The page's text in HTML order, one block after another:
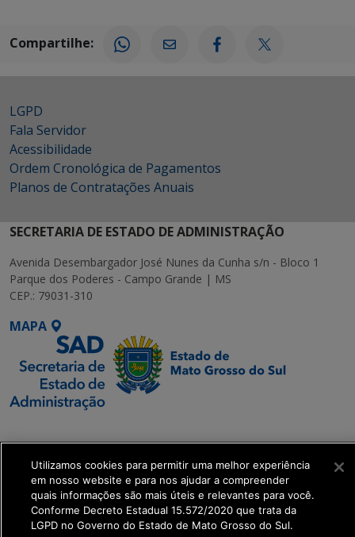
Compartilhe:
LGPD
Fala Servidor
Acessibilidade
Ordem Cronológica de Pagamentos
Planos de Contratações Anuais
SECRETARIA DE ESTADO DE ADMINISTRAÇÃO
Avenida Desembargador José Nunes da Cunha s/n - Bloco 1
Parque dos Poderes - Campo Grande | MS
CEP.: 79031-310
MAPA
Executiva de
Transformação Digital
get_footer();
Utilizamos cookies para permitir uma melhor experiência
em nosso website e para nos ajudar a compreender
quais informações são mais úteis e relevantes para você.
Conforme Decreto Estadual 15.572/2020 que trata da
LGPD no Governo do Estado de Mato Grosso do Sul.